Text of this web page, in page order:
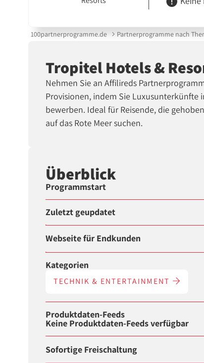
100partnerprogramme.de Partnerprogramme nach
Tropitel Hotels &
Nehmen Sie an Affilireds
Provisionen, indem Sie Luxusunterkünfte
bewerben. Ideal für Reisende, die
auf das Rote Meer suchen.
Überblick
Programmstart
Zuletzt geupdatet
Webseite für Endkunden
Kategorien
TECHNIK & ENTERTAINMENT
Produktdaten-Feeds
Keine Produktdaten-Feeds verfügbar
Sofortige Freischaltung